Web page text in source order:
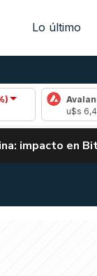
Lo último
Avalanche (-
impacto en